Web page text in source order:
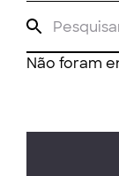
Não foram